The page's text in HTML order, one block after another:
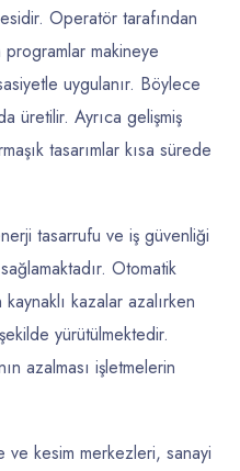
Operatör tarafından
programlar makineye
uygulanır. Böylece
üretilir. Ayrıca gelişmiş
tasarımlar kısa sürede
tasarrufu ve iş güvenliği
Otomatik
kazalar azalırken
yürütülmektedir.
azalması işletmelerin
kesim merkezleri, sanayi